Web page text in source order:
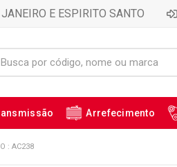
E ESPIRITO SANTO
Arrefecimento
: AC238